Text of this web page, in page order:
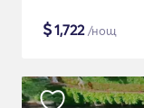
$1,722/нощ